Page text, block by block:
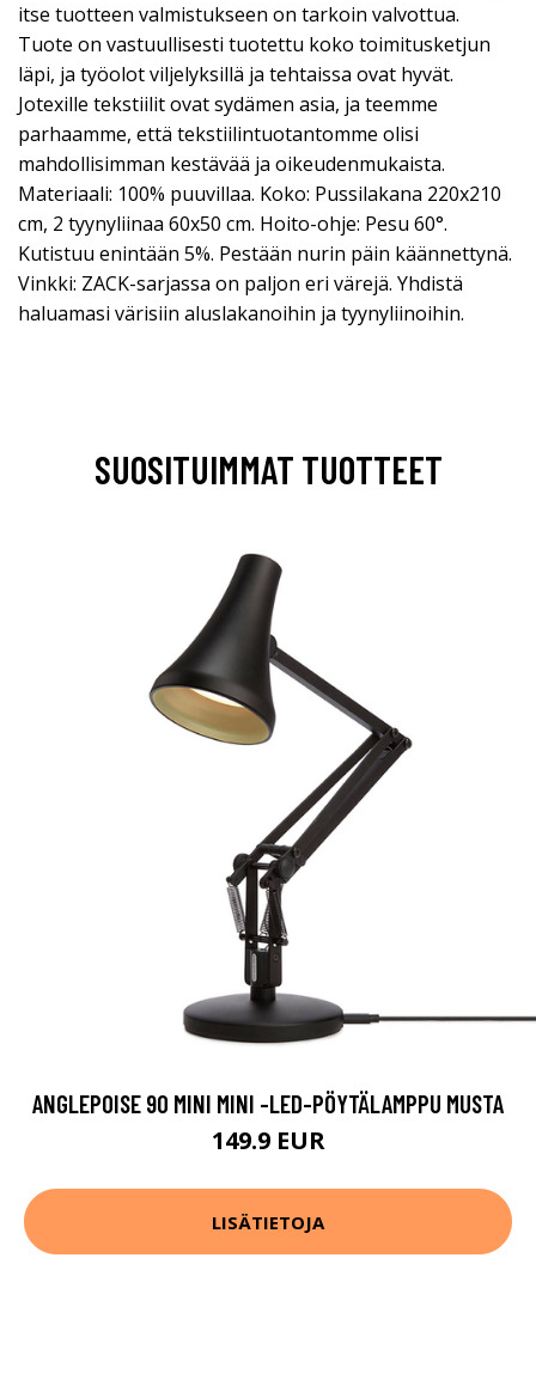
itse tuotteen valmistukseen on tarkoin valvottua.
Tuote on vastuullisesti tuotettu koko toimitusketjun
läpi, ja työolot viljelyksillä ja tehtaissa ovat hyvät.
Jotexille tekstiilit ovat sydämen asia, ja teemme
parhaamme, että tekstiilintuotantomme olisi
mahdollisimman kestävää ja oikeudenmukaista.
Materiaali: 100% puuvillaa. Koko: Pussilakana 220x210
cm, 2 tyynyliinaa 60x50 cm. Hoito-ohje: Pesu 60°.
Kutistuu enintään 5%. Pestään nurin päin käännettynä.
Vinkki: ZACK-sarjassa on paljon eri värejä. Yhdistä
haluamasi värisiin aluslakanoihin ja tyynyliinoihin.
SUOSITUIMMAT TUOTTEET
ANGLEPOISE 90 MINI MINI -LED-PÖYTÄLAMPPU MUSTA
149.9 EUR
LISÄTIETOJA